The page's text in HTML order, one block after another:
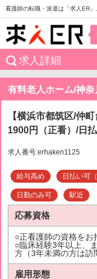
看護師の転職・派遣は「求人ER
求人詳細
有料老人ホーム/神
【横浜市都筑区/仲
1900円（正看）/日
求人番号:erhaken1125
給与高め 日払い可
日勤のみ可 駅近
応募資格
○正看護師の資格をお
○臨床経験3年以上、
方（3年未満の方は訪
雇用形態